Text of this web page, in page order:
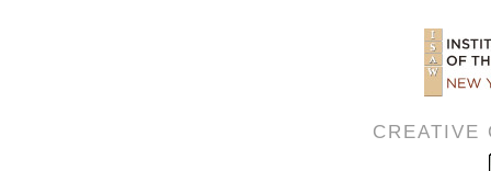
CREATIVE